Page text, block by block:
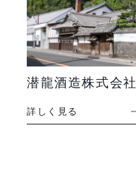
潜龍酒造株式会社
詳しく見る